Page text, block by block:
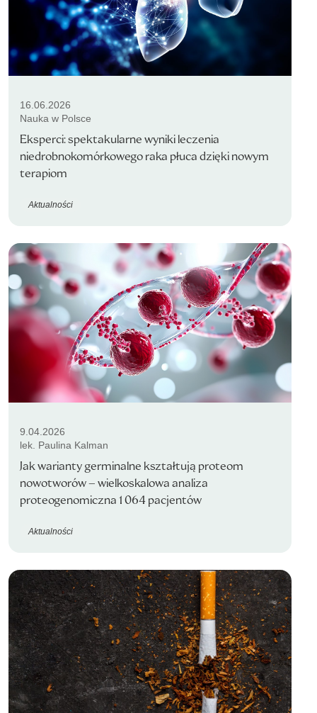
16.06.2026
Nauka w Polsce
Eksperci: spektakularne wyniki leczenia
niedrobnokomórkowego raka płuca dzięki nowym
terapiom
Aktualności
9.04.2026
lek. Paulina Kalman
Jak warianty germinalne kształtują proteom
nowotworów – wielkoskalowa analiza
proteogenomiczna 1 064 pacjentów
Aktualności